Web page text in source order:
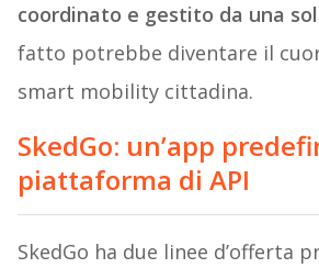
coordinato e gestito da una
fatto potrebbe diventare il
smart mobility cittadina.
SkedGo: un’app
piattaforma di API
SkedGo ha due linee d’offerta